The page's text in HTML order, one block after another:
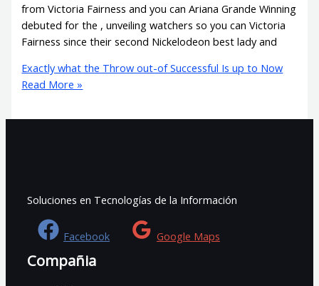
from Victoria Fairness and you can Ariana Grande Winning
debuted for the , unveiling watchers so you can Victoria
Fairness since their second Nickelodeon best lady and
Exactly what the Throw out-of Successful Is up to Now
Read More »
Soluciones en Tecnologías de la Información
Facebook Google Maps
Compañia